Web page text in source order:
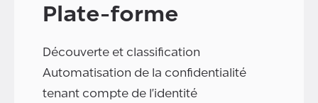
Plate-forme
Découverte et classification
Automatisation de la confidentialité
tenant compte de l'identité